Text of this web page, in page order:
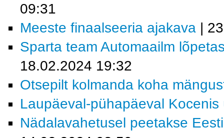
09:31
Meeste finaalseeria ajakava |
Sparta team Automaailm
18.02.2024 19:32
Otsepilt kolmanda koha
Laupäeval-pühapäeval
Nädalavahetusel peetakse